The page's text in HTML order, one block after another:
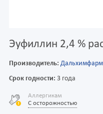
Эуфиллин 2,4 %
Производитель: Дальхимфарм
Срок годности: 3 года
Аллергикам
С осторожностью